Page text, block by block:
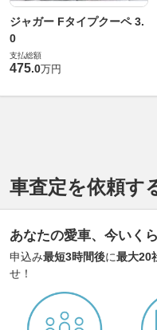
ジャガー Fタイプクーペ 3.
0
支払総額
475.0万円
車査定を依頼す
あなたの愛車、今いく
申込み最短3時間後に最大20
せ！